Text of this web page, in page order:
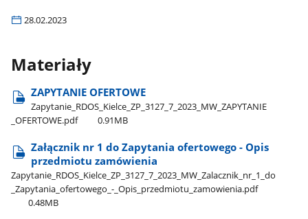
28.02.2023
Materiały
ZAPYTANIE OFERTOWE
Zapytanie​_RDOS​_Kielce​_ZP​_3127​_7​_2023​_MW​_ZAPYTANIE​
_OFERTOWE.pdf
0.91MB
Załącznik nr 1 do Zapytania ofertowego - Opis
przedmiotu zamówienia
Zapytanie​_RDOS​_Kielce​_ZP​_3127​_7​_2023​_MW​_Zalacznik​_nr​_1​_do​
_Zapytania​_ofertowego​_-​_Opis​_przedmiotu​_zamowienia.pdf
0.48MB